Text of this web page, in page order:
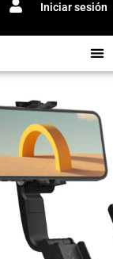
Iniciar sesión